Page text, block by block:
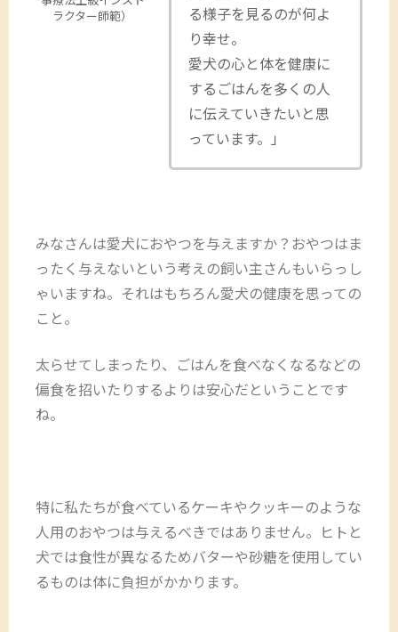
ラクター師範）
る様子を見るのが何よ
り幸せ。
愛犬の心と体を健康に
するごはんを多くの人
に伝えていきたいと思
っています。」
みなさんは愛犬におやつを与えますか？おやつはま
ったく与えないという考えの飼い主さんもいらっし
ゃいますね。それはもちろん愛犬の健康を思っての
こと。
太らせてしまったり、ごはんを食べなくなるなどの
偏食を招いたりするよりは安心だということです
ね。
特に私たちが食べているケーキやクッキーのような
人用のおやつは与えるべきではありません。ヒトと
犬では食性が異なるためバターや砂糖を使用してい
るものは体に負担がかかります。